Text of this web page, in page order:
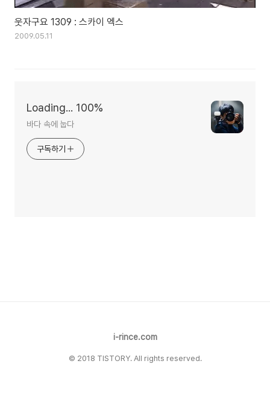
웃자구요 1309 : 스카이 엑스
2009.05.11
Loading... 100%
바다 속에 눕다
구독하기
i-rince.com
© 2018 TISTORY. All rights reserved.